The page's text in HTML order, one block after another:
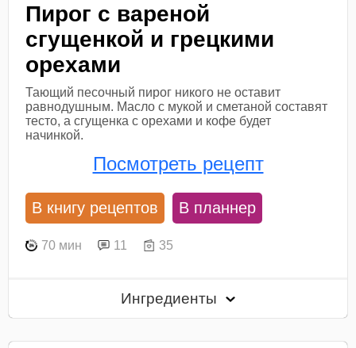
Пирог с вареной
сгущенкой и грецкими
орехами
Тающий песочный пирог никого не оставит
равнодушным. Масло с мукой и сметаной составят
тесто, а сгущенка с орехами и кофе будет
начинкой.
Посмотреть рецепт
В книгу рецептов В планнер
70 мин 11 35
Ингредиенты